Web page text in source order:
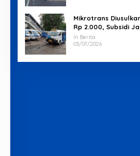
Mikrotrans
Rp 2.000, Subsidi
Jadi Sorotan
In Berita
03/07/2026